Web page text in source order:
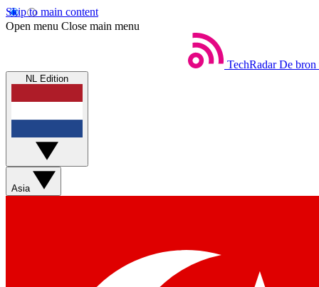
Skip to main content
Open menu Close main menu
TechRadar De bron
NL Edition
Asia